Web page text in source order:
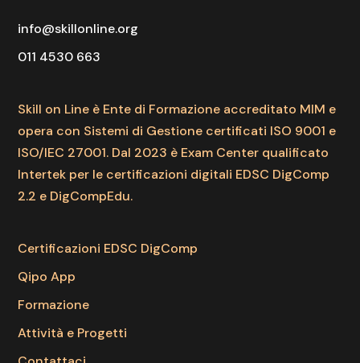
info@skillonline.org
011 4530 663
Skill on Line è Ente di Formazione accreditato MIM e
opera con Sistemi di Gestione certificati ISO 9001 e
ISO/IEC 27001. Dal 2023 è Exam Center qualificato
Intertek per le certificazioni digitali EDSC DigComp
2.2 e DigCompEdu.
Certificazioni EDSC DigComp
Qipo App
Formazione
Attività e Progetti